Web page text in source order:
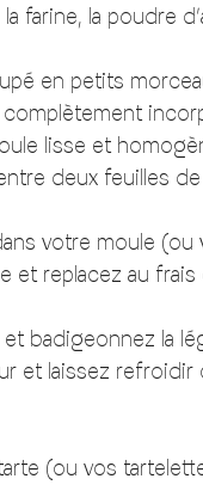
farine, la poudre
en petits
complètement
lisse et
deux feuilles
votre moule (ou
et replacez au
badigeonnez la
et laissez refroidir
(ou vos